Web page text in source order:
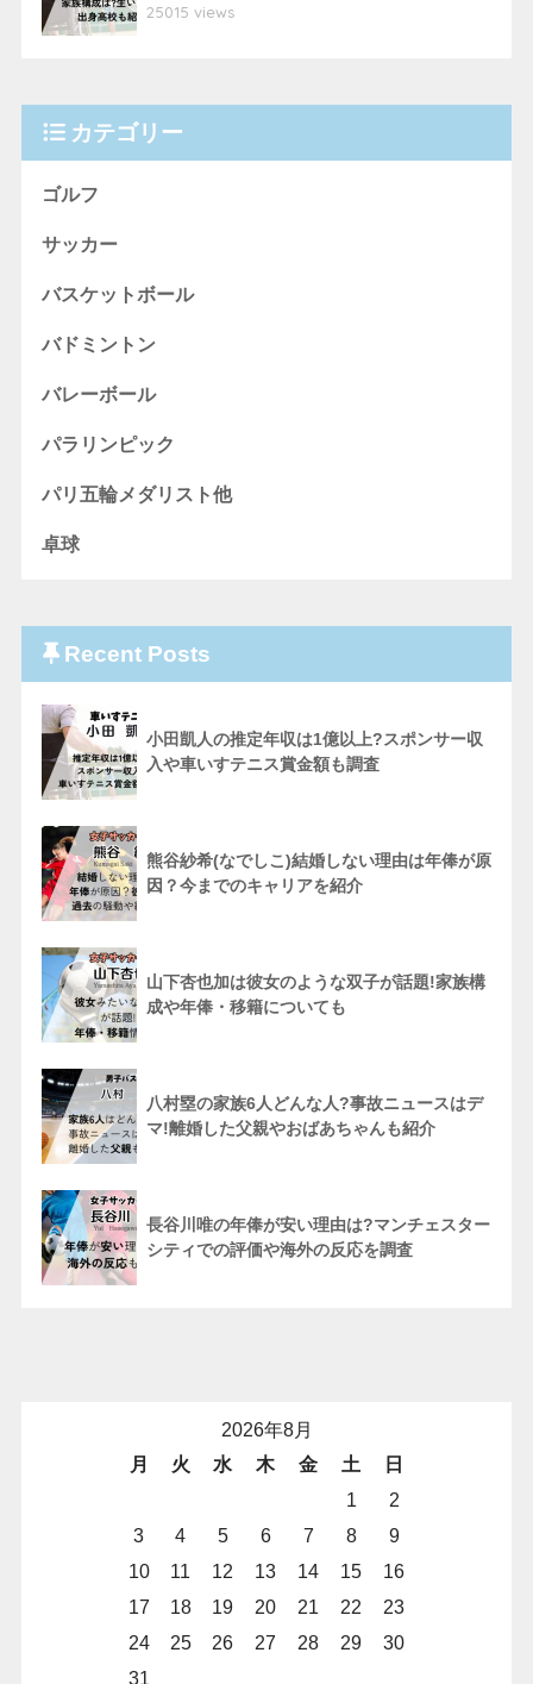
25015 views
カテゴリー
ゴルフ
サッカー
バスケットボール
バドミントン
バレーボール
パラリンピック
パリ五輪メダリスト他
卓球
Recent Posts
小田凱人の推定年収は1億以上?スポンサー収
入や車いすテニス賞金額も調査
熊谷紗希(なでしこ)結婚しない理由は年俸が原
因？今までのキャリアを紹介
山下杏也加は彼女のような双子が話題!家族構
成や年俸・移籍についても
八村塁の家族6人どんな人?事故ニュースはデ
マ!離婚した父親やおばあちゃんも紹介
長谷川唯の年俸が安い理由は?マンチェスター
シティでの評価や海外の反応を調査
2026年8月
月
火 水 木 金 土
日
1
2
3
4 5 6 7 8
9
10
11 12 13 14 15
16
17
18 19 20 21 22
23
24
25 26 27 28 29
30
31